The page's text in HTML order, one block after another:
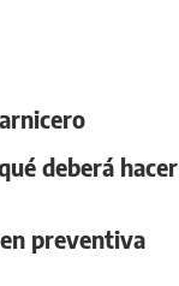
deberá hacer
preventiva